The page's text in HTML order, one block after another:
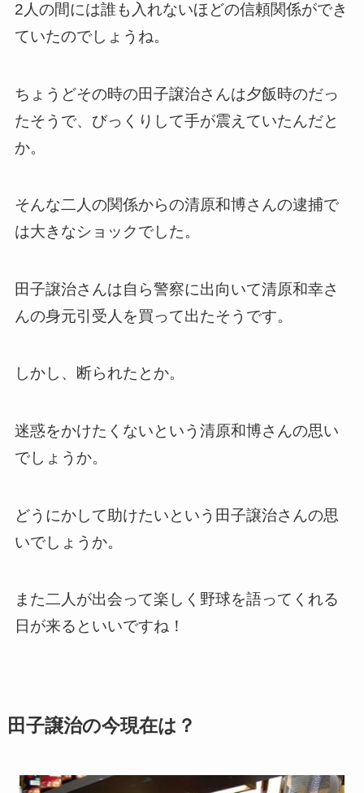
2人の間には誰も入れないほどの信頼関係ができ
ていたのでしょうね。
ちょうどその時の田子譲治さんは夕飯時のだっ
たそうで、びっくりして手が震えていたんだと
か。
そんな二人の関係からの清原和博さんの逮捕で
は大きなショックでした。
田子譲治さんは自ら警察に出向いて清原和幸さ
んの身元引受人を買って出たそうです。
しかし、断られたとか。
迷惑をかけたくないという清原和博さんの思い
でしょうか。
どうにかして助けたいという田子譲治さんの思
いでしょうか。
また二人が出会って楽しく野球を語ってくれる
日が来るといいですね！
田子譲治の今現在は？